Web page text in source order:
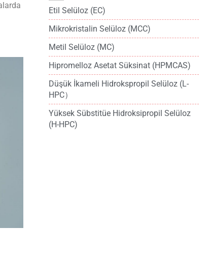
Etil Selüloz (EC)
Mikrokristalin Selüloz (MCC)
Metil Selüloz (MC)
Hipromelloz Asetat Süksinat (HPMCAS)
Düşük İkameli Hidrokspropil Selüloz (L-
HPC）
Yüksek Sübstitüe Hidroksipropil Selüloz
(H-HPC)